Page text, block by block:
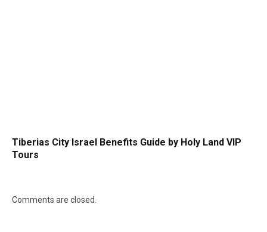
Tiberias City Israel Benefits Guide by Holy Land VIP
Tours
Comments are closed.